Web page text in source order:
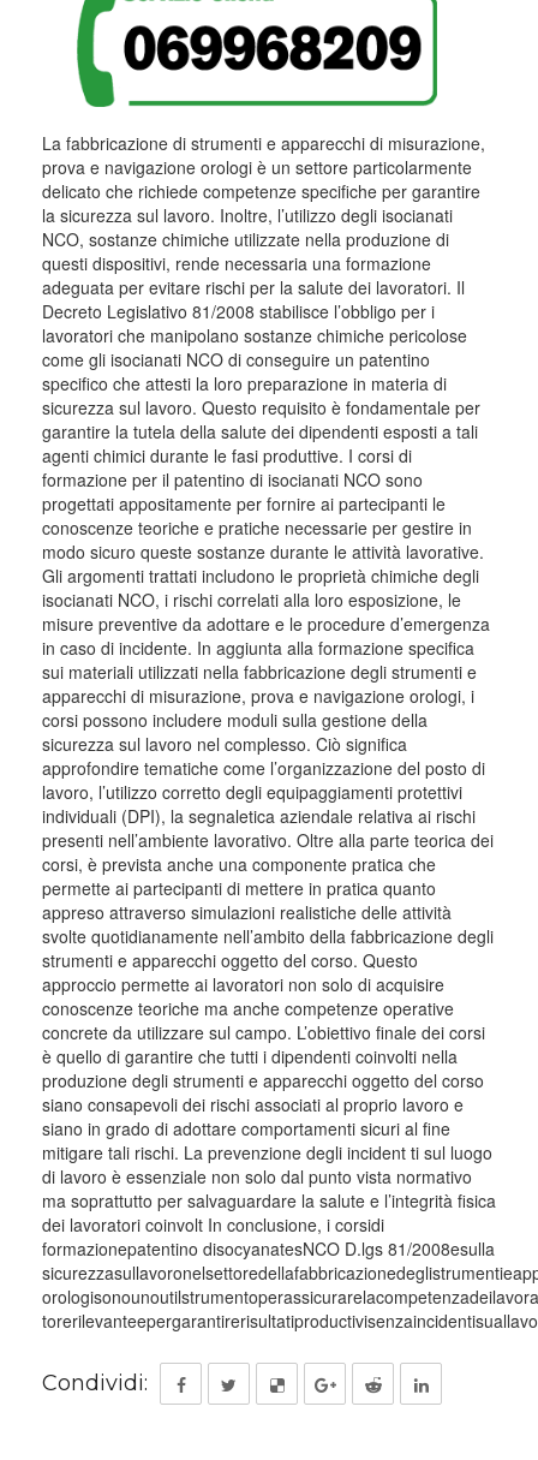
La fabbricazione di strumenti e apparecchi di misurazione,
prova e navigazione orologi è un settore particolarmente
delicato che richiede competenze specifiche per garantire
la sicurezza sul lavoro. Inoltre, l’utilizzo degli isocianati
NCO, sostanze chimiche utilizzate nella produzione di
questi dispositivi, rende necessaria una formazione
adeguata per evitare rischi per la salute dei lavoratori. Il
Decreto Legislativo 81/2008 stabilisce l’obbligo per i
lavoratori che manipolano sostanze chimiche pericolose
come gli isocianati NCO di conseguire un patentino
specifico che attesti la loro preparazione in materia di
sicurezza sul lavoro. Questo requisito è fondamentale per
garantire la tutela della salute dei dipendenti esposti a tali
agenti chimici durante le fasi produttive. I corsi di
formazione per il patentino di isocianati NCO sono
progettati appositamente per fornire ai partecipanti le
conoscenze teoriche e pratiche necessarie per gestire in
modo sicuro queste sostanze durante le attività lavorative.
Gli argomenti trattati includono le proprietà chimiche degli
isocianati NCO, i rischi correlati alla loro esposizione, le
misure preventive da adottare e le procedure d’emergenza
in caso di incidente. In aggiunta alla formazione specifica
sui materiali utilizzati nella fabbricazione degli strumenti e
apparecchi di misurazione, prova e navigazione orologi, i
corsi possono includere moduli sulla gestione della
sicurezza sul lavoro nel complesso. Ciò significa
approfondire tematiche come l’organizzazione del posto di
lavoro, l’utilizzo corretto degli equipaggiamenti protettivi
individuali (DPI), la segnaletica aziendale relativa ai rischi
presenti nell’ambiente lavorativo. Oltre alla parte teorica dei
corsi, è prevista anche una componente pratica che
permette ai partecipanti di mettere in pratica quanto
appreso attraverso simulazioni realistiche delle attività
svolte quotidianamente nell’ambito della fabbricazione degli
strumenti e apparecchi oggetto del corso. Questo
approccio permette ai lavoratori non solo di acquisire
conoscenze teoriche ma anche competenze operative
concrete da utilizzare sul campo. L’obiettivo finale dei corsi
è quello di garantire che tutti i dipendenti coinvolti nella
produzione degli strumenti e apparecchi oggetto del corso
siano consapevoli dei rischi associati al proprio lavoro e
siano in grado di adottare comportamenti sicuri al fine
mitigare tali rischi. La prevenzione degli incident ti sul luogo
di lavoro è essenziale non solo dal punto vista normativo
ma soprattutto per salvaguardare la salute e l’integrità fisica
dei lavoratori coinvolt In conclusione, i corsidi
formazionepatentino disocyanatesNCO D.lgs 81/2008esulla
Condividi: